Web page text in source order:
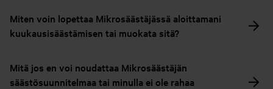
Miten voin lopettaa Mikrosäästäjässä aloittamani
kuukausisäästämisen tai muokata sitä?
Mitä jos en voi noudattaa Mikrosäästäjän
säästösuunnitelmaa tai minulla ei ole rahaa